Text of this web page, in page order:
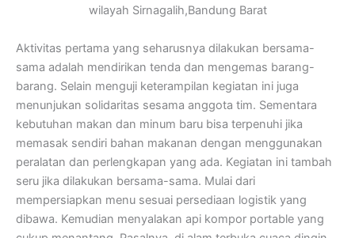
wilayah Sirnagalih,Bandung Barat
Aktivitas pertama yang seharusnya dilakukan bersama-
sama adalah mendirikan tenda dan mengemas barang-
barang. Selain menguji keterampilan kegiatan ini juga
menunjukan solidaritas sesama anggota tim. Sementara
kebutuhan makan dan minum baru bisa terpenuhi jika
memasak sendiri bahan makanan dengan menggunakan
peralatan dan perlengkapan yang ada. Kegiatan ini tambah
seru jika dilakukan bersama-sama. Mulai dari
mempersiapkan menu sesuai persediaan logistik yang
dibawa. Kemudian menyalakan api kompor portable yang